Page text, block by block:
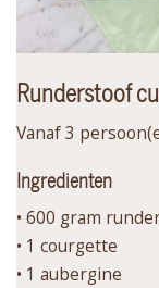
Runderstoof
Vanaf 3
Ingredienten
• 600 gram
• 1 courgette
• 1 aubergine